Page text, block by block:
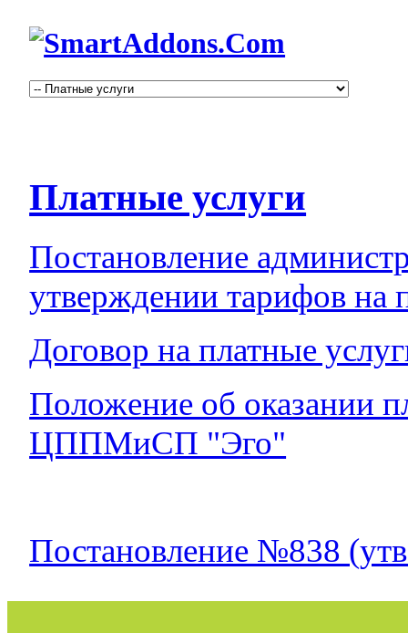
Платные услуги
Постановление
утверждении тарифов на
Договор на платные
Положение об оказании
ЦППМиСП "Эго"
Постановление №838